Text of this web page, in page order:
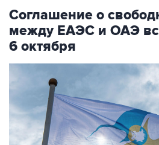
Соглашение о
между ЕАЭС и ОАЭ
6 октября